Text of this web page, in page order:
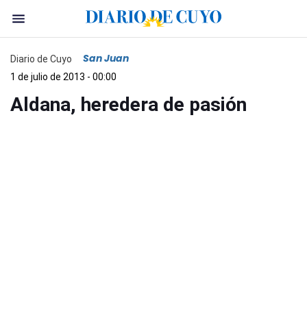
Diario de Cuyo San Juan
1 de julio de 2013 - 00:00
Aldana, heredera de pasión